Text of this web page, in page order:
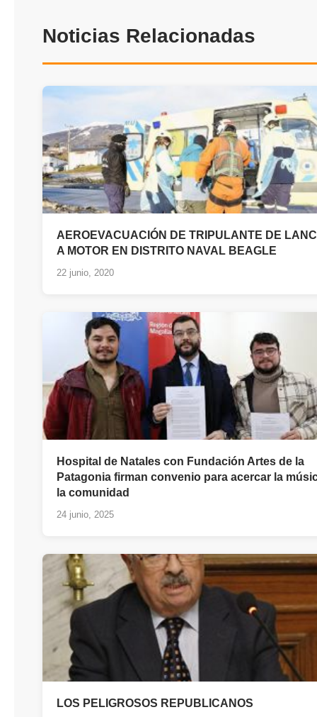
Noticias Relacionadas
AEROEVACUACIÓN DE TRIPULANTE DE
A MOTOR EN DISTRITO NAVAL BEAGLE
22 junio, 2020
Hospital de Natales con Fundación Artes de la
Patagonia firman convenio para acercar la
la comunidad
24 junio, 2025
LOS PELIGROSOS REPUBLICANOS